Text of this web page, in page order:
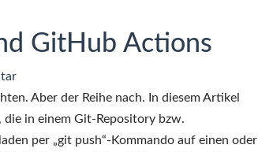
GitHub Actions
zu
Verteiltes
Deployment
mit
Aber der Reihe nach. In diesem Artikel
in einem Git-Repository bzw.
per „git push“-Kommando auf einen oder